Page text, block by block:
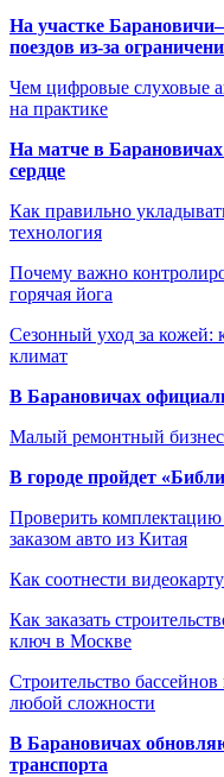
На участке
поездов из-за
Чем цифровые слуховые
на практике
На матче в
сердце
Как правильно
технология
Почему важно
горячая йога
Сезонный уход за кожей:
климат
В Барановичах
Малый ремонтный
В городе пройдет
Проверить комплектацию
заказом авто из Китая
Как соотнести
Как заказать
ключ в Москве
Строительство
любой сложности
В Барановичах
транспорта